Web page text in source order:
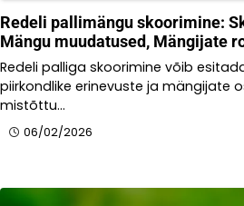
Redeli pallimängu skoorimine:
Mängu muudatused, Mängijate
Redeli palliga skoorimine võib
piirkondlike erinevuste ja mängijate
mistõttu…
06/02/2026